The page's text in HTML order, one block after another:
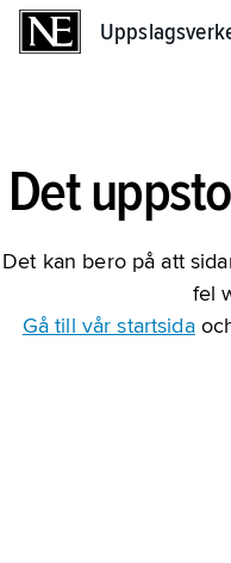
Det
Det kan bero på att
fel
Gå till vår startsida